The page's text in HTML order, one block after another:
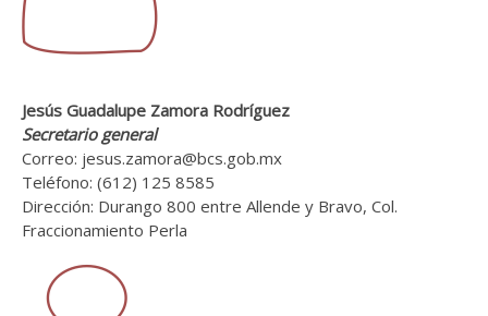
Jesús Guadalupe Zamora Rodríguez
Secretario general
Correo: jesus.zamora@bcs.gob.mx
Teléfono: (612) 125 8585
Dirección: Durango 800 entre Allende y Bravo, Col.
Fraccionamiento Perla